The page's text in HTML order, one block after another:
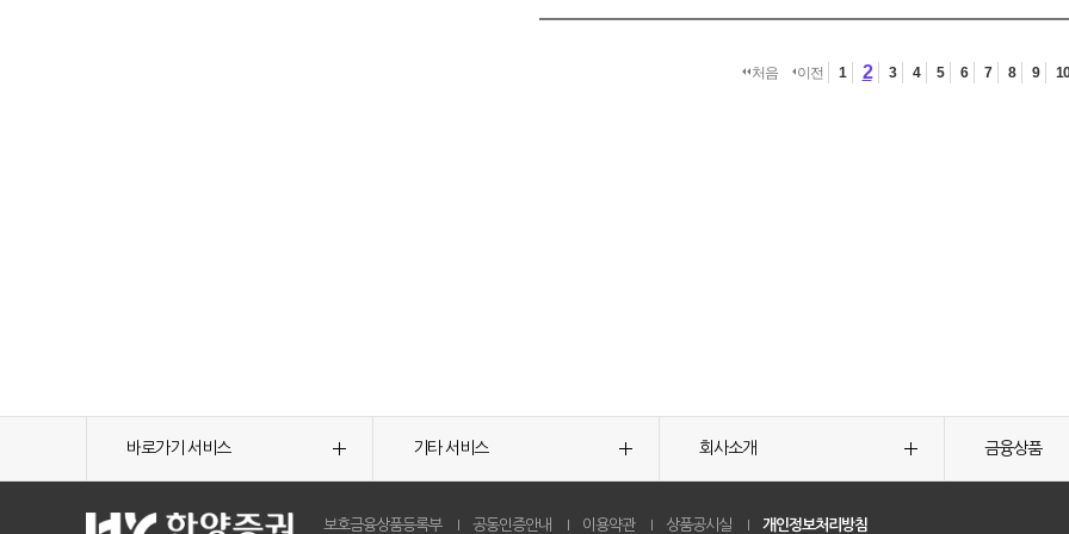
처음 이전 1 2 3 4 5 6 7 8 9 10
바로가기 서비스 기타 서비스 회사소개 금융상품
보호금융상품등록부 공동인증안내 이용약관 상품공시실 개인정보처리방침